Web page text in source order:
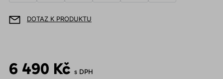
DOTAZ K PRODUKTU
6 490 Kč s DPH